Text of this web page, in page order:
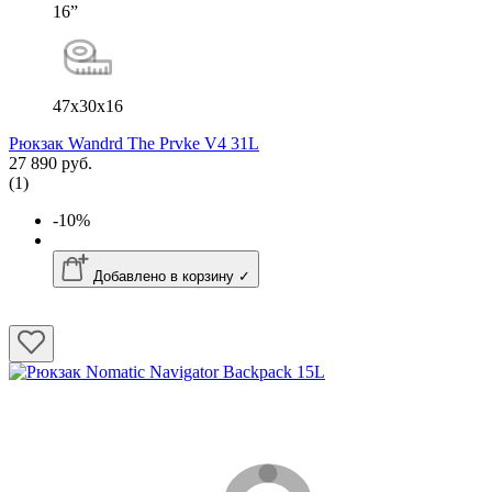
16”
47x30x16
Рюкзак Wandrd The Prvke V4 31L
27 890 руб.
(1)
-10%
Добавлено в корзину ✓